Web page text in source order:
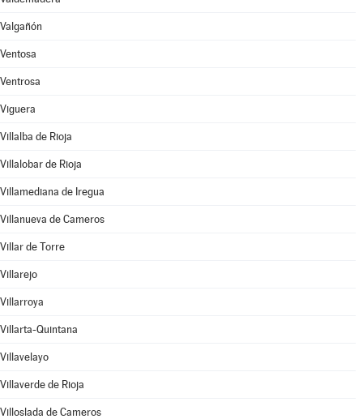
Valgañón
Ventosa
Ventrosa
Viguera
Villalba de Rioja
Villalobar de Rioja
Villamediana de Iregua
Villanueva de Cameros
Villar de Torre
Villarejo
Villarroya
Villarta-Quintana
Villavelayo
Villaverde de Rioja
Villoslada de Cameros